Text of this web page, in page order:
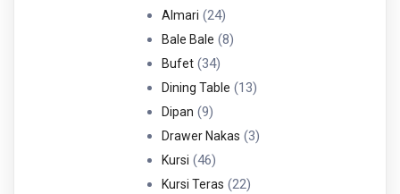
Produk
Almari 2424
Produk
Bale Bale 88
Bufet 3434
Produk
Dining Table 1313
Dipan 99
Produk
Drawer Nakas 33
Kursi 4646
Produk
Kursi Teras 2222